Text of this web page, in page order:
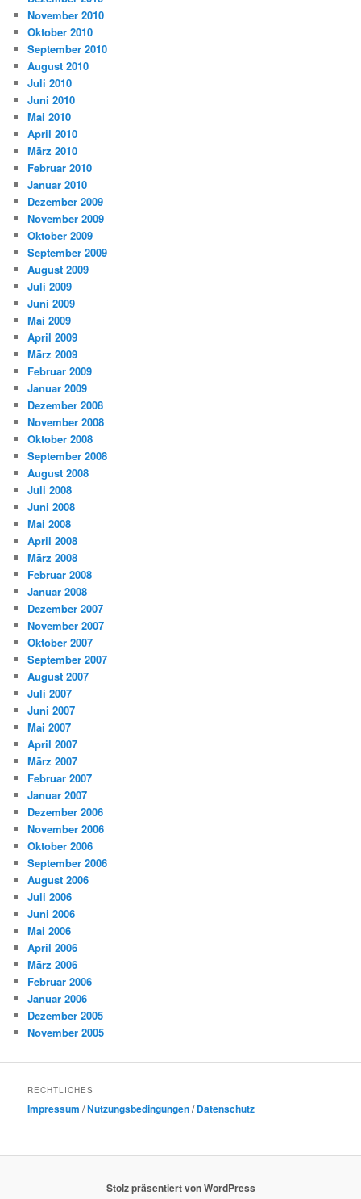
November 2010
Oktober 2010
September 2010
August 2010
Juli 2010
Juni 2010
Mai 2010
April 2010
März 2010
Februar 2010
Januar 2010
Dezember 2009
November 2009
Oktober 2009
September 2009
August 2009
Juli 2009
Juni 2009
Mai 2009
April 2009
März 2009
Februar 2009
Januar 2009
Dezember 2008
November 2008
Oktober 2008
September 2008
August 2008
Juli 2008
Juni 2008
Mai 2008
April 2008
März 2008
Februar 2008
Januar 2008
Dezember 2007
November 2007
Oktober 2007
September 2007
August 2007
Juli 2007
Juni 2007
Mai 2007
April 2007
März 2007
Februar 2007
Januar 2007
Dezember 2006
November 2006
Oktober 2006
September 2006
August 2006
Juli 2006
Juni 2006
Mai 2006
April 2006
März 2006
Februar 2006
Januar 2006
Dezember 2005
November 2005
RECHTLICHES
Impressum /Nutzungsbedingungen/Datenschutz
Stolz präsentiert von WordPress